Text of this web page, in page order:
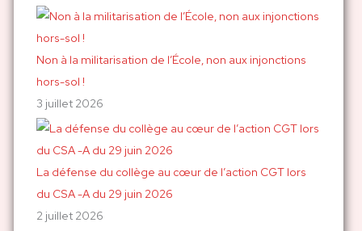
Non à la militarisation de l’École, non aux injonctions
hors-sol !
3 juillet 2026
La défense du collège au cœur de l’action CGT lors
du CSA -A du 29 juin 2026
2 juillet 2026